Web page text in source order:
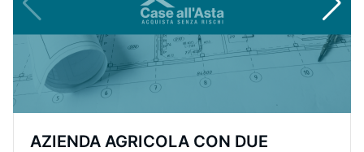
AZIENDA AGRICOLA CON DUE